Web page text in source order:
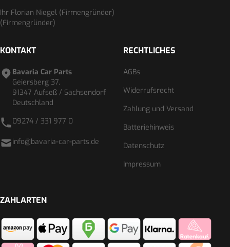
Ihr Florian Niegel (Firmengründer)
(Firmengründer)
KONTAKT
Bavaria Car Parts
Geiersberg 37,
91347 Aufseß / Sachsendorf
Deutschland
09274 / 331 977 0
info@bavaria-car-parts.de
RECHTLICHES
AGBs
Widerrufsrecht
Zahlung und Versand
Batteriehinweis
Datenschutz
Impressum
ZAHLARTEN